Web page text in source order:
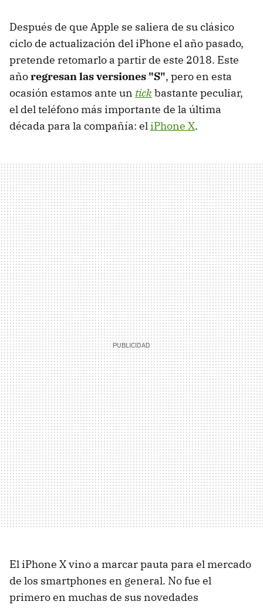
Después de que Apple se saliera de su clásico
ciclo de actualización del iPhone el año pasado,
pretende retomarlo a partir de este 2018. Este
añoregresan las versiones "S", pero en esta
ocasión estamos ante un tickbastante peculiar,
el del teléfono más importante de la última
década para la compañía: eliPhone X.
El iPhone X vino a marcar pauta para el mercado
de los smartphones en general. No fue el
primero en muchas de sus novedades